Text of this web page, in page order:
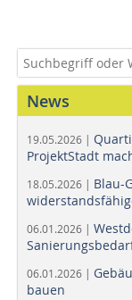
News
19.05.2026 |
ProjektStadt
18.05.2026 | Blau-
06.01.2026 |
06.01.2026 |
bauen